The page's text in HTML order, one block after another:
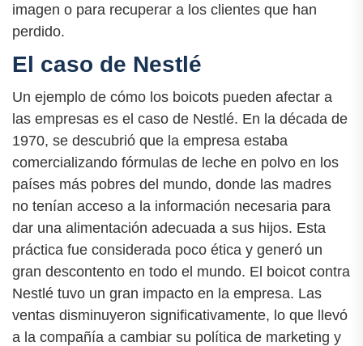
imagen o para recuperar a los clientes que han
perdido.
El caso de Nestlé
Un ejemplo de cómo los boicots pueden afectar a
las empresas es el caso de Nestlé. En la década de
1970, se descubrió que la empresa estaba
comercializando fórmulas de leche en polvo en los
países más pobres del mundo, donde las madres
no tenían acceso a la información necesaria para
dar una alimentación adecuada a sus hijos. Esta
práctica fue considerada poco ética y generó un
gran descontento en todo el mundo. El boicot contra
Nestlé tuvo un gran impacto en la empresa. Las
ventas disminuyeron significativamente, lo que llevó
a la compañía a cambiar su política de marketing y